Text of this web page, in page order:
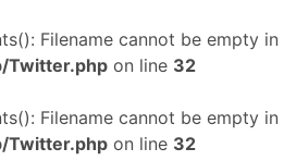
Filename cannot be empty in
Twitter.php on line 32
Filename cannot be empty in
Twitter.php on line 32